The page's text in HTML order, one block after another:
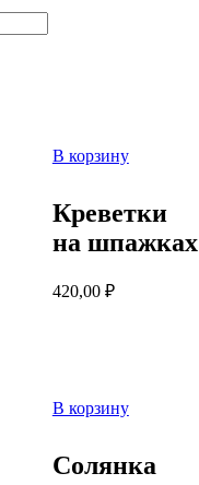
В корзину
Креветки
на шпажках
420,00 ₽
В корзину
Солянка